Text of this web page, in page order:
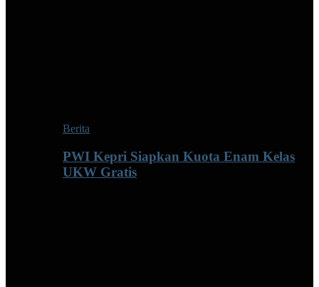
Berita
PWI Kepri Siapkan Kuota Enam Kelas
UKW Gratis